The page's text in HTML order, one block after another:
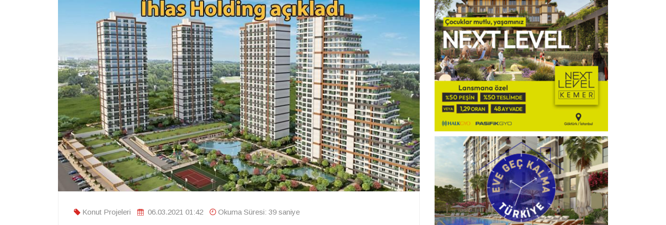
Konut Projeleri 06.03.2021 01:42 Okuma Süresi: 39 saniye